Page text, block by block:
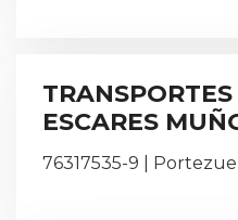
ESCARES
76317535-9 |